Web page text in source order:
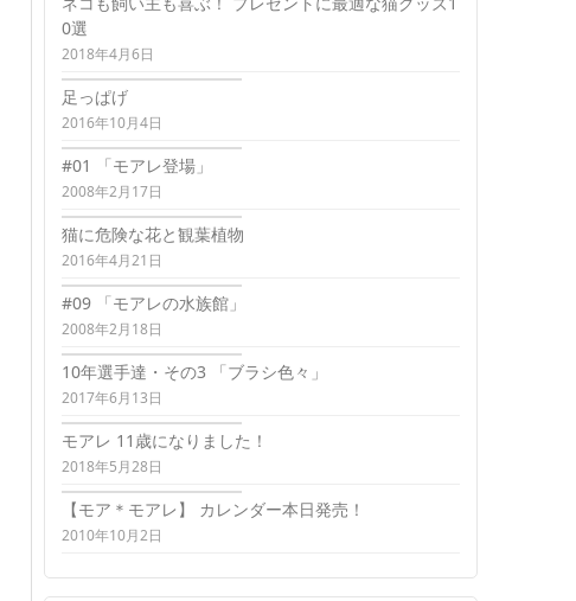
0選
2018年4月6日
足っぱげ
2016年10月4日
#01 「モアレ登場」
2008年2月17日
猫に危険な花と観葉植物
2016年4月21日
#09 「モアレの水族館」
2008年2月18日
10年選手達・その3 「ブラシ色々」
2017年6月13日
モアレ 11歳になりました！
2018年5月28日
【モア＊モアレ】 カレンダー本日発売！
2010年10月2日